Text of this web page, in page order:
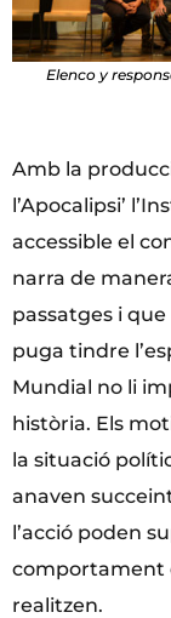
Elenco y
Amb la
l’Apocalipsi’
accessible el
narra de
passatges i
puga tindre
Mundial no li
història. Els
la situació
anaven
l’acció poden
comportament
realitzen.